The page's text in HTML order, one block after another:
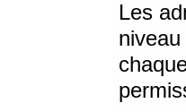
Les